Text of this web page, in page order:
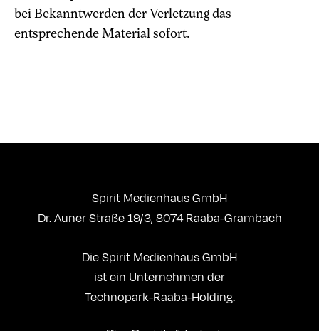
bei Bekanntwerden der Verletzung das
entsprechende Material sofort.
Spirit Medienhaus GmbH
Dr. Auner Straße 19/3, 8074 Raaba-Grambach
Die Spirit Medienhaus GmbH
ist ein Unternehmen der
Technopark-Raaba-Holding.